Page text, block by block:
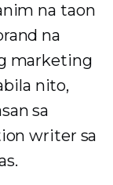
na taon
na
marketing
nito,
sa
writer sa